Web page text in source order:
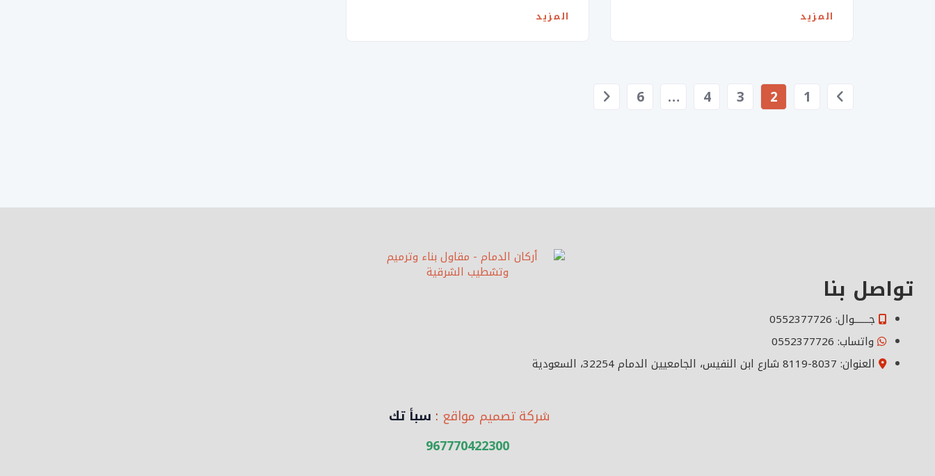
المزيد المزيد
ع
ح
م
ق
ا
ل
1
2
3
4
…
6
تواصل بنا
جـــــــوال: 0552377726
واتساب: 0552377726
العنوان: 8037-8119 شارع ابن النفيس، الجامعيين الدمام 32254، السعودية
شركة تصميم مواقع : سبأ تك
967770422300